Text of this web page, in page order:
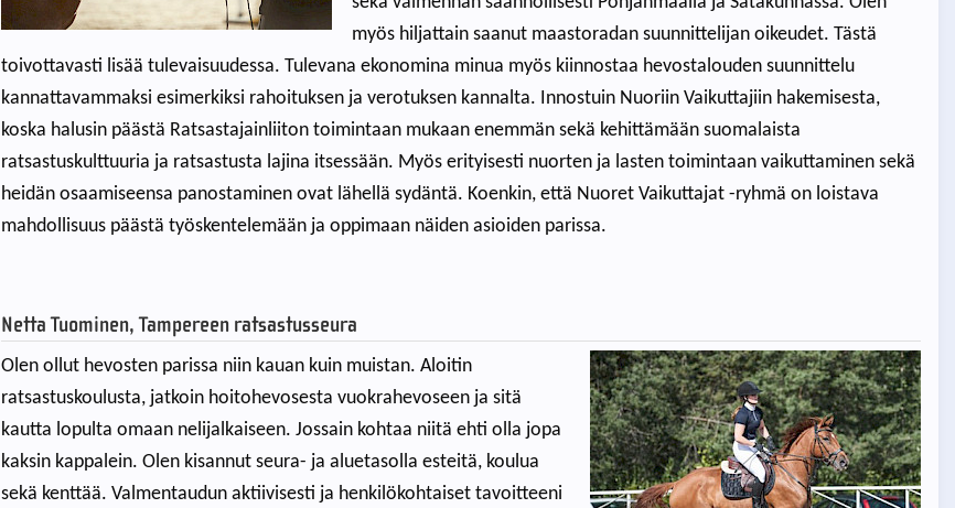
myös hiljattain saanut maastoradan suunnittelijan oikeudet. Tästä
toivottavasti lisää tulevaisuudessa. Tulevana ekonomina minua myös kiinnostaa hevostalouden suunnittelu
kannattavammaksi esimerkiksi rahoituksen ja verotuksen kannalta. Innostuin Nuoriin Vaikuttajiin hakemisesta,
koska halusin päästä Ratsastajainliiton toimintaan mukaan enemmän sekä kehittämään suomalaista
ratsastuskulttuuria ja ratsastusta lajina itsessään. Myös erityisesti nuorten ja lasten toimintaan vaikuttaminen sekä
heidän osaamiseensa panostaminen ovat lähellä sydäntä. Koenkin, että Nuoret Vaikuttajat -ryhmä on loistava
mahdollisuus päästä työskentelemään ja oppimaan näiden asioiden parissa.
Netta Tuominen, Tampereen ratsastusseura
Olen ollut hevosten parissa niin kauan kuin muistan. Aloitin
ratsastuskoulusta, jatkoin hoitohevosesta vuokrahevoseen ja sitä
kautta lopulta omaan nelijalkaiseen. Jossain kohtaa niitä ehti olla jopa
kaksin kappalein. Olen kisannut seura- ja aluetasolla esteitä, koulua
sekä kenttää. Valmentaudun aktiivisesti ja henkilökohtaiset tavoitteeni